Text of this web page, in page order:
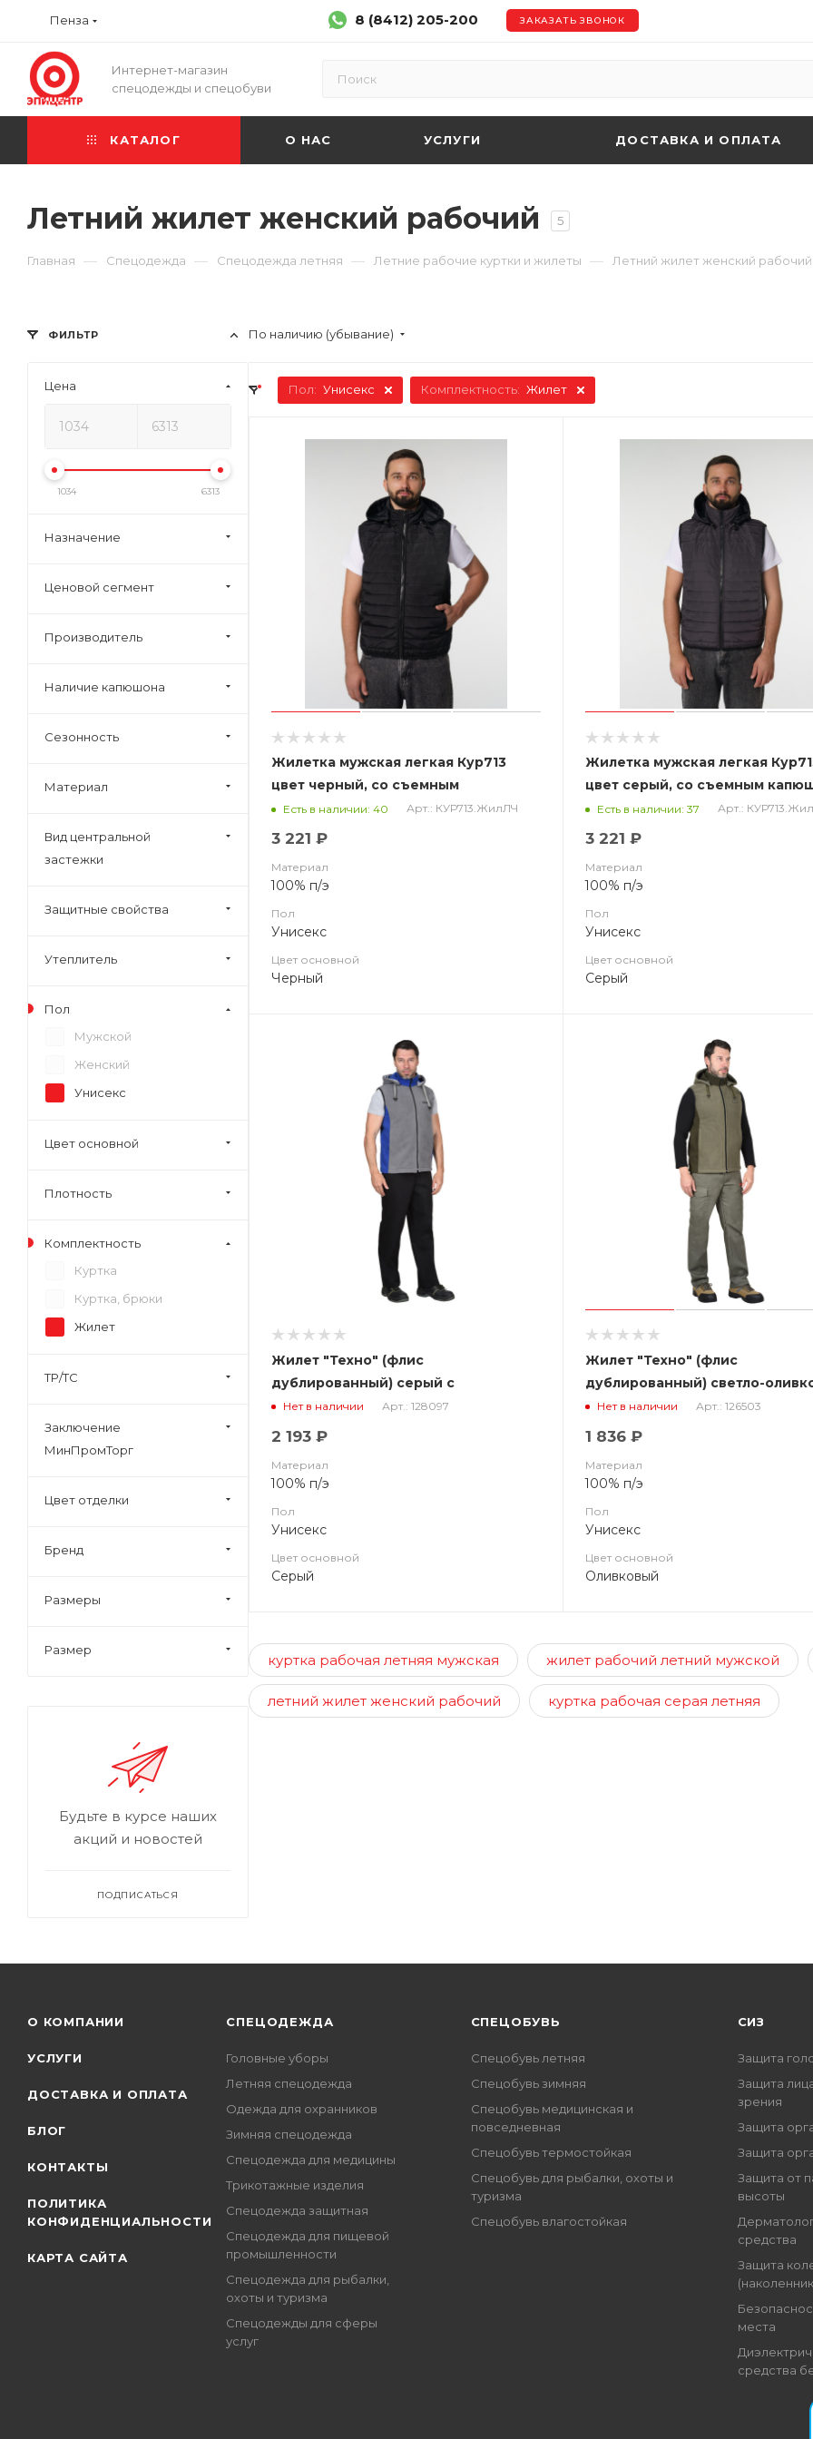
Пенза 8 (8412) 205-200 ЗАКАЗАТЬ ЗВОНОК
Интернет-магазин
спецодежды и спецобуви
КАТАЛОГ О НАС УСЛУГИ ДОСТАВКА И ОПЛАТА
Летний жилет женский рабочий 5
Главная — Спецодежда — Спецодежда летняя — Летние рабочие куртки и жилеты — Летний жилет женский рабочий
По наличию (убывание)
Пол: Унисекс Комплектность: Жилет
Жилетка мужская легкая Кур713
цвет черный, со съемным
капюшоном
Есть в наличии: 40 Арт.: КУР713.ЖилЛЧ
3 221 ₽
Материал
100% п/э
Пол
Унисекс
Цвет основной
Черный
Жилетка мужская легкая
цвет серый, со съемным
Есть в наличии: 37 Арт.:
3 221 ₽
Материал
100% п/э
Пол
Унисекс
Цвет основной
Серый
Жилет "Техно" (флис
дублированный) серый с
васильковым (ЧЗ)
Нет в наличии Арт.: 128097
2 193 ₽
Материал
100% п/э
Пол
Унисекс
Цвет основной
Серый
Жилет "Техно" (флис
дублированный) светло-
с оливковым (ЧЗ)
Нет в наличии Арт.: 126503
1 836 ₽
Материал
100% п/э
Пол
Унисекс
Цвет основной
Оливковый
куртка рабочая летняя мужская жилет рабочий летний мужской
летний жилет женский рабочий куртка рабочая серая летняя
ФИЛЬТР
Цена
1034 6313
Назначение
Ценовой сегмент
Производитель
Наличие капюшона
Сезонность
Материал
Вид центральной
застежки
Защитные свойства
Утеплитель
Пол
Мужской
Женский
Унисекс
Цвет основной
Плотность
Комплектность
Куртка
Куртка, брюки
Жилет
ТР/ТС
Заключение
МинПромТорг
Цвет отделки
Бренд
Размеры
Размер
Будьте в курсе наших
акций и новостей
ПОДПИСАТЬСЯ
О КОМПАНИИ
УСЛУГИ
ДОСТАВКА И ОПЛАТА
БЛОГ
КОНТАКТЫ
ПОЛИТИКА
КОНФИДЕНЦИАЛЬНОСТИ
КАРТА САЙТА
СПЕЦОДЕЖДА
Головные уборы
Летняя спецодежда
Одежда для охранников
Зимняя спецодежда
Спецодежда для медицины
Трикотажные изделия
Спецодежда защитная
Спецодежда для пищевой
промышленности
Спецодежда для рыбалки,
охоты и туризма
Спецодежды для сферы
услуг
CПЕЦОБУВЬ
Спецобувь летняя
Спецобувь зимняя
Спецобувь медицинская и
повседневная
Спецобувь термостойкая
Спецобувь для рыбалки, охоты и
туризма
Спецобувь влагостойкая
СИЗ
Защита
Защита
зрения
Защита
Защита
Защита от
высоты
средства
Защита
места
средства